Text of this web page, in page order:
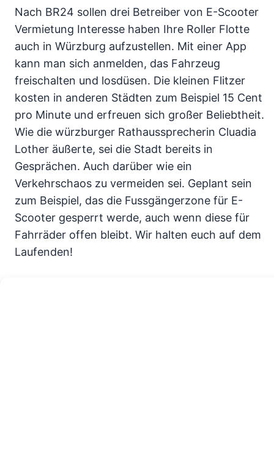
Nach BR24 sollen drei Betreiber von E-Scooter
Vermietung Interesse haben Ihre Roller Flotte
auch in Würzburg aufzustellen. Mit einer App
kann man sich anmelden, das Fahrzeug
freischalten und losdüsen. Die kleinen Flitzer
kosten in anderen Städten zum Beispiel 15 Cent
pro Minute und erfreuen sich großer Beliebtheit.
Wie die würzburger Rathaussprecherin Cluadia
Lother äußerte, sei die Stadt bereits in
Gesprächen. Auch darüber wie ein
Verkehrschaos zu vermeiden sei. Geplant sein
zum Beispiel, das die Fussgängerzone für E-
Scooter gesperrt werde, auch wenn diese für
Fahrräder offen bleibt. Wir halten euch auf dem
Laufenden!